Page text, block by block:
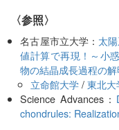
〈参照〉
名古屋市立大学： 太
値計算で再現！～小
物の結晶成長過程の解
立命館大学/東北大
Science Advances：
chondrules: